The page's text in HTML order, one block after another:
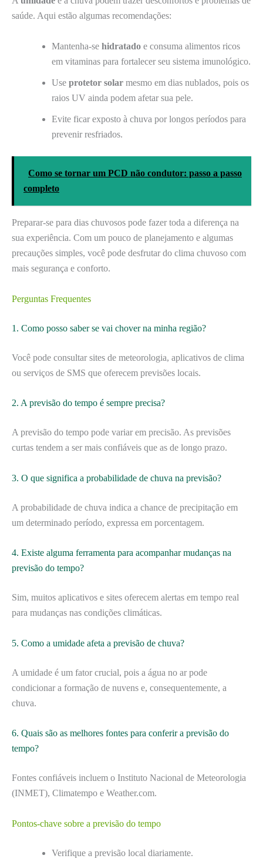
saúde. Aqui estão algumas recomendações:
Mantenha-se hidratado e consuma alimentos ricos
em vitaminas para fortalecer seu sistema imunológico.
Use protetor solar mesmo em dias nublados, pois os
raios UV ainda podem afetar sua pele.
Evite ficar exposto à chuva por longos períodos para
prevenir resfriados.
Como se tornar um PCD não condutor: passo a passo
completo
Preparar-se para dias chuvosos pode fazer toda a diferença na
sua experiência. Com um pouco de planejamento e algumas
precauções simples, você pode desfrutar do clima chuvoso com
mais segurança e conforto.
Perguntas Frequentes
1. Como posso saber se vai chover na minha região?
Você pode consultar sites de meteorologia, aplicativos de clima
ou serviços de SMS que oferecem previsões locais.
2. A previsão do tempo é sempre precisa?
A previsão do tempo pode variar em precisão. As previsões
curtas tendem a ser mais confiáveis que as de longo prazo.
3. O que significa a probabilidade de chuva na previsão?
A probabilidade de chuva indica a chance de precipitação em
um determinado período, expressa em porcentagem.
4. Existe alguma ferramenta para acompanhar mudanças na
previsão do tempo?
Sim, muitos aplicativos e sites oferecem alertas em tempo real
para mudanças nas condições climáticas.
5. Como a umidade afeta a previsão de chuva?
A umidade é um fator crucial, pois a água no ar pode
condicionar a formação de nuvens e, consequentemente, a
chuva.
6. Quais são as melhores fontes para conferir a previsão do
tempo?
Fontes confiáveis incluem o Instituto Nacional de Meteorologia
(INMET), Climatempo e Weather.com.
Pontos-chave sobre a previsão do tempo
Verifique a previsão local diariamente.